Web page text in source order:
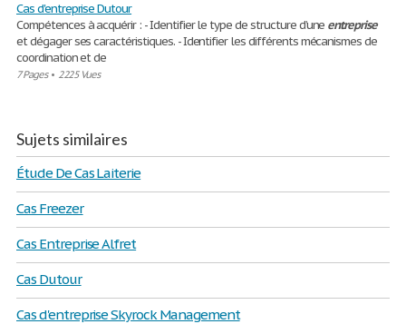
Cas d'entreprise Dutour
Compétences à acquérir : - Identifier le type de structure d’une entreprise
et dégager ses caractéristiques. - Identifier les différents mécanismes de
coordination et de
7 Pages• 2225 Vues
Sujets similaires
Étude De Cas Laiterie
Cas Freezer
Cas Entreprise Alfret
Cas Dutour
Cas d'entreprise Skyrock Management